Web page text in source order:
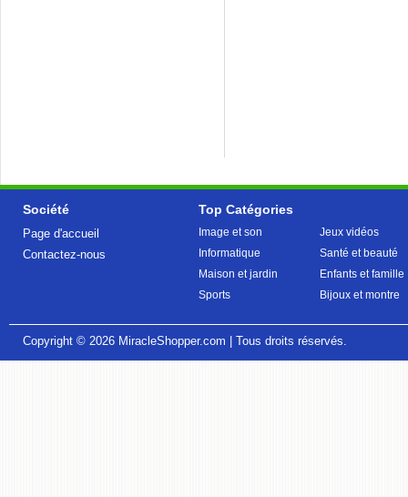
Société
Page d'accueil
Contactez-nous
Top Catégories
Image et son
Informatique
Maison et jardin
Sports
Jeux vidéos
Santé et beauté
Enfants et famille
Bijoux et montre
Copyright © 2026 MiracleShopper.com | Tous droits réservés.